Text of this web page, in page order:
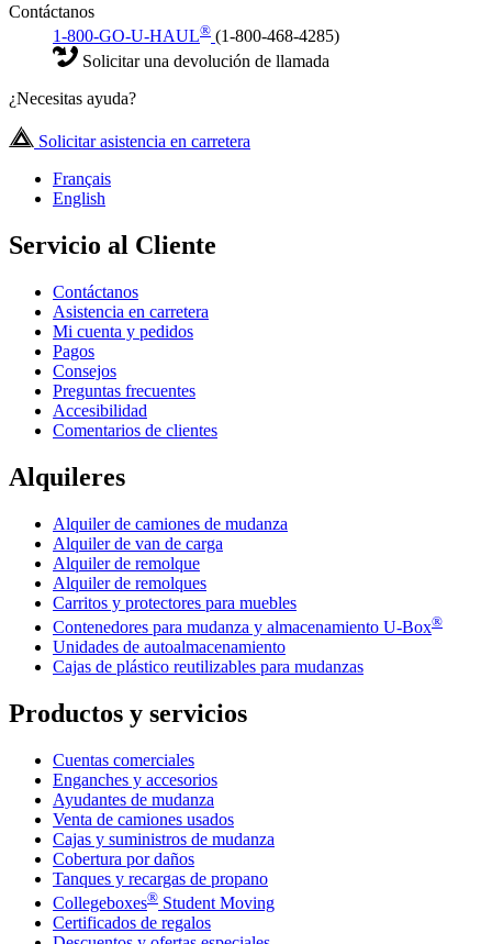
Contáctanos
1-800-GO-U-HAUL® (1-800-468-4285)
Solicitar una devolución de llamada
¿Necesitas ayuda?
Solicitar asistencia en carretera
Français
English
Servicio al Cliente
Contáctanos
Asistencia en carretera
Mi cuenta y pedidos
Pagos
Consejos
Preguntas frecuentes
Accesibilidad
Comentarios de clientes
Alquileres
Alquiler de camiones de mudanza
Alquiler de van de carga
Alquiler de remolque
Alquiler de remolques
Carritos y protectores para muebles
Contenedores para mudanza y almacenamiento U-Box®
Unidades de autoalmacenamiento
Cajas de plástico reutilizables para mudanzas
Productos y servicios
Cuentas comerciales
Enganches y accesorios
Ayudantes de mudanza
Venta de camiones usados
Cajas y suministros de mudanza
Cobertura por daños
Tanques y recargas de propano
Collegeboxes® Student Moving
Certificados de regalos